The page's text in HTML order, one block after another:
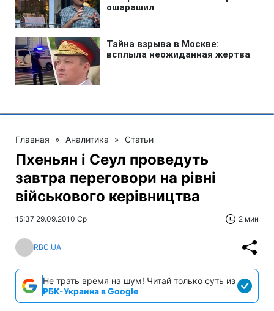
Главная » Аналитика » Статьи
Пхеньян і Сеул проведуть
завтра переговори на рівні
військового керівництва
15:37 29.09.2010 Ср 2 мин
RBC.UA
Не трать время на шум! Читай только суть из
РБК-Украина в Google